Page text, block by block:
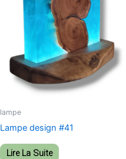
lampe
Lampe design #41
Lire La Suite